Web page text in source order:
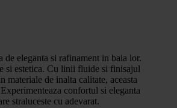
de eleganta si rafinament in baia lor.
si estetica. Cu linii fluide si finisajul
de inalta calitate, aceasta
confortul si eleganta
straluceste cu adevarat.